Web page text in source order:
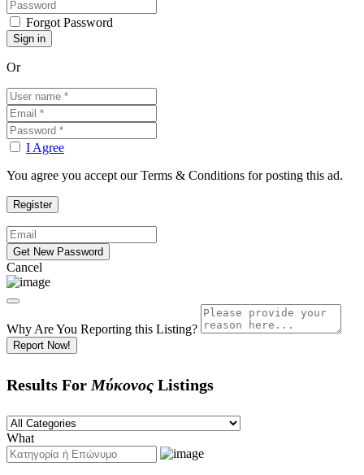
Forgot Password
Or
I Agree
You agree you accept our Terms & Conditions for posting this ad.
Cancel
Why Are You Reporting this Listing?
Report Now!
Results For Μύκονος Listings
What